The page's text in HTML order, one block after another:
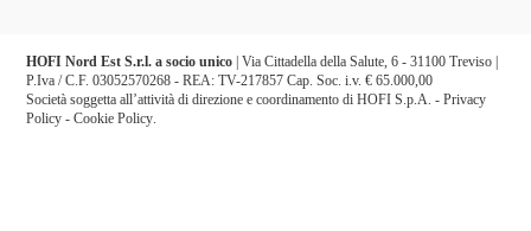
HOFI Nord Est S.r.l. a socio unico | Via Cittadella della Salute, 6 - 31100 Treviso |
P.Iva / C.F. 03052570268 - REA: TV-217857 Cap. Soc. i.v. € 65.000,00
Società soggetta all’attività di direzione e coordinamento di HOFI S.p.A. -Privacy
Policy -Cookie Policy.